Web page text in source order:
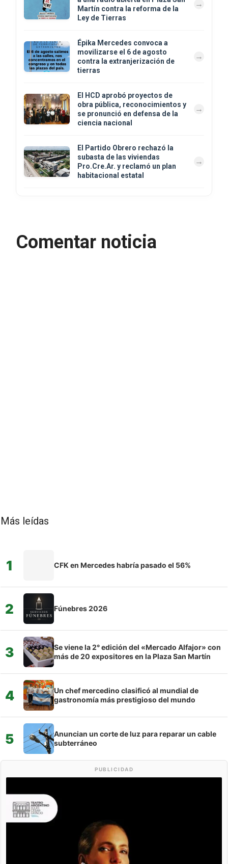
Martín contra la reforma de la
Ley de Tierras
Épika Mercedes convoca a
movilizarse el 6 de agosto
contra la extranjerización de
tierras
El HCD aprobó proyectos de
obra pública, reconocimientos y
se pronunció en defensa de la
ciencia nacional
El Partido Obrero rechazó la
subasta de las viviendas
Pro.Cre.Ar. y reclamó un plan
habitacional estatal
Comentar noticia
Más leídas
1 CFK en Mercedes habría pasado el 56%
2 Fúnebres 2026
3
Se viene la 2° edición del «Mercado Alfajor» con
más de 20 expositores en la Plaza San Martín
4
Un chef mercedino clasificó al mundial de
gastronomía más prestigioso del mundo
5
Anuncian un corte de luz para reparar un cable
subterráneo
PUBLICIDAD